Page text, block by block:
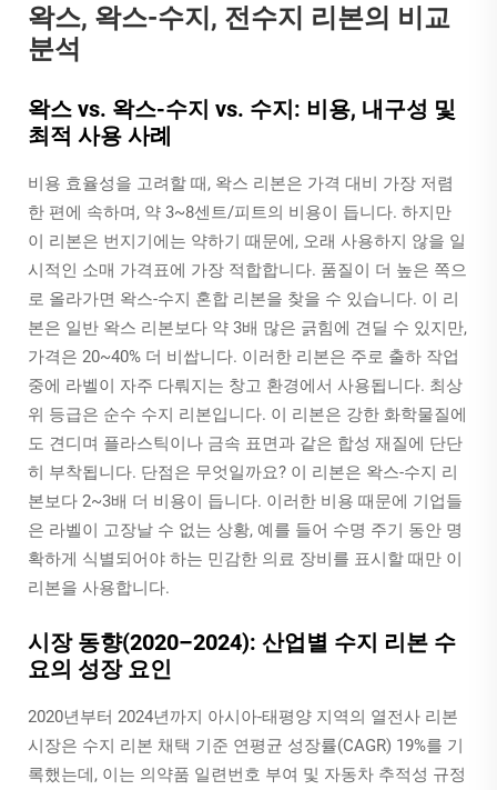
왁스, 왁스-수지, 전수지 리본의 비교
분석
왁스 vs. 왁스-수지 vs. 수지: 비용, 내구성 및
최적 사용 사례
비용 효율성을 고려할 때, 왁스 리본은 가격 대비 가장 저렴
한 편에 속하며, 약 3~8센트/피트의 비용이 듭니다. 하지만
이 리본은 번지기에는 약하기 때문에, 오래 사용하지 않을 일
시적인 소매 가격표에 가장 적합합니다. 품질이 더 높은 쪽으
로 올라가면 왁스-수지 혼합 리본을 찾을 수 있습니다. 이 리
본은 일반 왁스 리본보다 약 3배 많은 긁힘에 견딜 수 있지만,
가격은 20~40% 더 비쌉니다. 이러한 리본은 주로 출하 작업
중에 라벨이 자주 다뤄지는 창고 환경에서 사용됩니다. 최상
위 등급은 순수 수지 리본입니다. 이 리본은 강한 화학물질에
도 견디며 플라스틱이나 금속 표면과 같은 합성 재질에 단단
히 부착됩니다. 단점은 무엇일까요? 이 리본은 왁스-수지 리
본보다 2~3배 더 비용이 듭니다. 이러한 비용 때문에 기업들
은 라벨이 고장날 수 없는 상황, 예를 들어 수명 주기 동안 명
확하게 식별되어야 하는 민감한 의료 장비를 표시할 때만 이
리본을 사용합니다.
시장 동향(2020–2024): 산업별 수지 리본 수
요의 성장 요인
2020년부터 2024년까지 아시아-태평양 지역의 열전사 리본
시장은 수지 리본 채택 기준 연평균 성장률(CAGR) 19%를 기
록했는데, 이는 의약품 일련번호 부여 및 자동차 추적성 규정